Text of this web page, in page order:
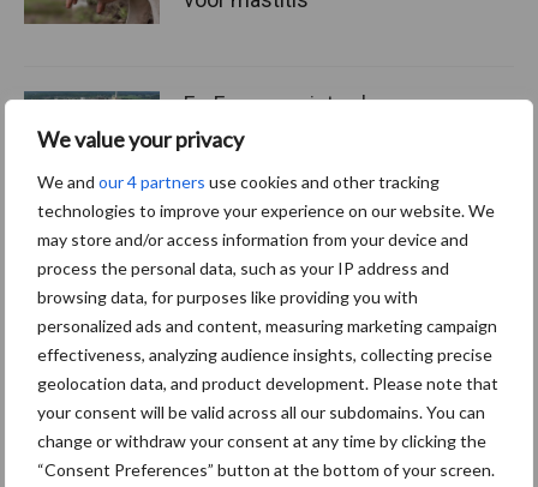
We value your privacy
We and our 4 partners use cookies and other tracking
technologies to improve your experience on our website. We
may store and/or access information from your device and
process the personal data, such as your IP address and
browsing data, for purposes like providing you with
personalized ads and content, measuring marketing campaign
effectiveness, analyzing audience insights, collecting precise
geolocation data, and product development. Please note that
your consent will be valid across all our subdomains. You can
change or withdraw your consent at any time by clicking the
“Consent Preferences” button at the bottom of your screen.
ForFarmers ziet volume en
marktaandeel groeien in
krimpende Nederlandse
markt
Themapagina's
Diergezondheid Bemesting Fokkerij